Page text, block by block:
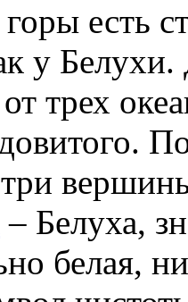
есть
у
трех
– Белуха,
белая,